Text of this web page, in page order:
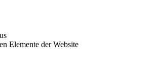
Elemente der Website